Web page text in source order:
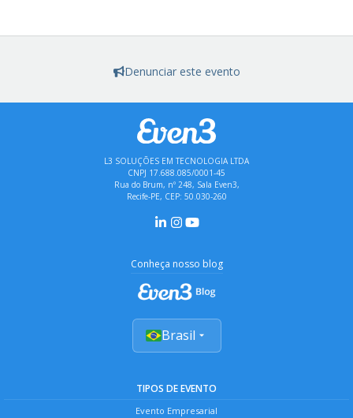
Denunciar este evento
L3 SOLUÇÕES EM TECNOLOGIA LTDA
CNPJ 17.688.085/0001-45
Rua do Brum, nº 248, Sala Even3,
Recife-PE, CEP: 50.030-260
Conheça nosso blog
Brasil
TIPOS DE EVENTO
Evento Empresarial